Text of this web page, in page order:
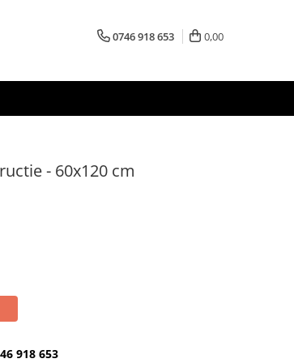
0746 918 653 0,00
- 60x120 cm
918 653